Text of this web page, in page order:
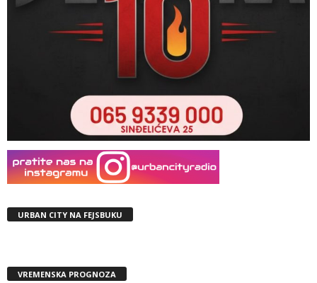
URBAN CITY NA FEJSBUKU
VREMENSKA PROGNOZA